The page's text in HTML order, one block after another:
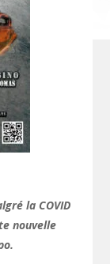
la COVID
nouvelle